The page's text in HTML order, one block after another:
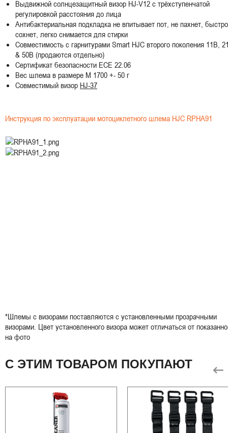
Выдвижной солнцезащитный визор HJ-V12 с трёхступенчатой
регулировкой расстояния до лица
Антибактериальная подкладка не впитывает пот, не пахнет, быстро
сохнет, легко снимается для стирки
Совместимость с гарнитурами Smart HJC второго поколения 11B,
& 50B (продаются отдельно)
Сертификат безопасности ECE 22.06
Вес шлема в размере M 1700 +- 50 г
Совместимый визор HJ-37
Инструкция по эксплуатации мотоциклетного шлема HJC RPHA91
*Шлемы с визорами поставляются с установленными прозрачными
визорами. Цвет установленного визора может отличаться от
на фото
С ЭТИМ ТОВАРОМ ПОКУПАЮТ